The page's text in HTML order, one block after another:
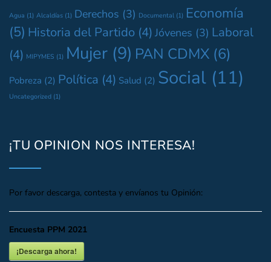
Agua (1) Alcaldías (1) Derechos (3) Documental (1) Economía
(5) Historia del Partido (4) Jóvenes (3) Laboral
(4) MIPYMES (1) Mujer (9) PAN CDMX (6)
Pobreza (2) Política (4) Salud (2) Social (11)
Uncategorized (1)
¡TU OPINION NOS INTERESA!
Por favor descarga, contesta y envíanos tu Opinión:
Encuesta PPM 2021
¡Descarga ahora!